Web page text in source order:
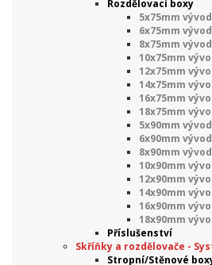
Rozdělovací boxy
5x75mm vývod
6x75mm vývod
8x75mm vývod
10x75mm
12x75mm
14x75mm
16x75mm
18x75mm
5x90mm vývod
6x90mm vývod
8x90mm vývod
10x90mm
12x90mm
14x90mm
16x90mm
18x90mm
Příslušenství
Skříňky a rozdělovače -
Stropní/Stěnové